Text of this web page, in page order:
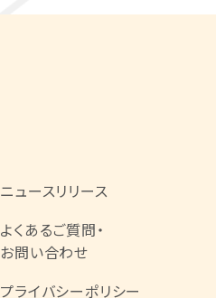
ニュースリリース
よくあるご質問・
お問い合わせ
プライバシーポリシー